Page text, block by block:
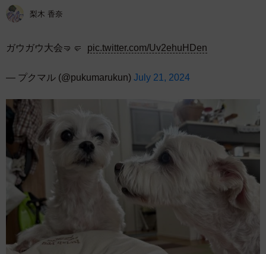
梨木 香奈
ガウガウ大会🤜🤛 pic.twitter.com/Uv2ehuHDen
— プクマル (@pukumarukun) July 21, 2024